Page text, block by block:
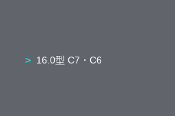
16.0型 C7・C6